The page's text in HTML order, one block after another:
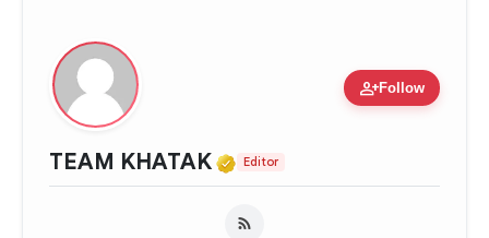
person_addFollow
TEAM KHATAK Verified Media or
Editor